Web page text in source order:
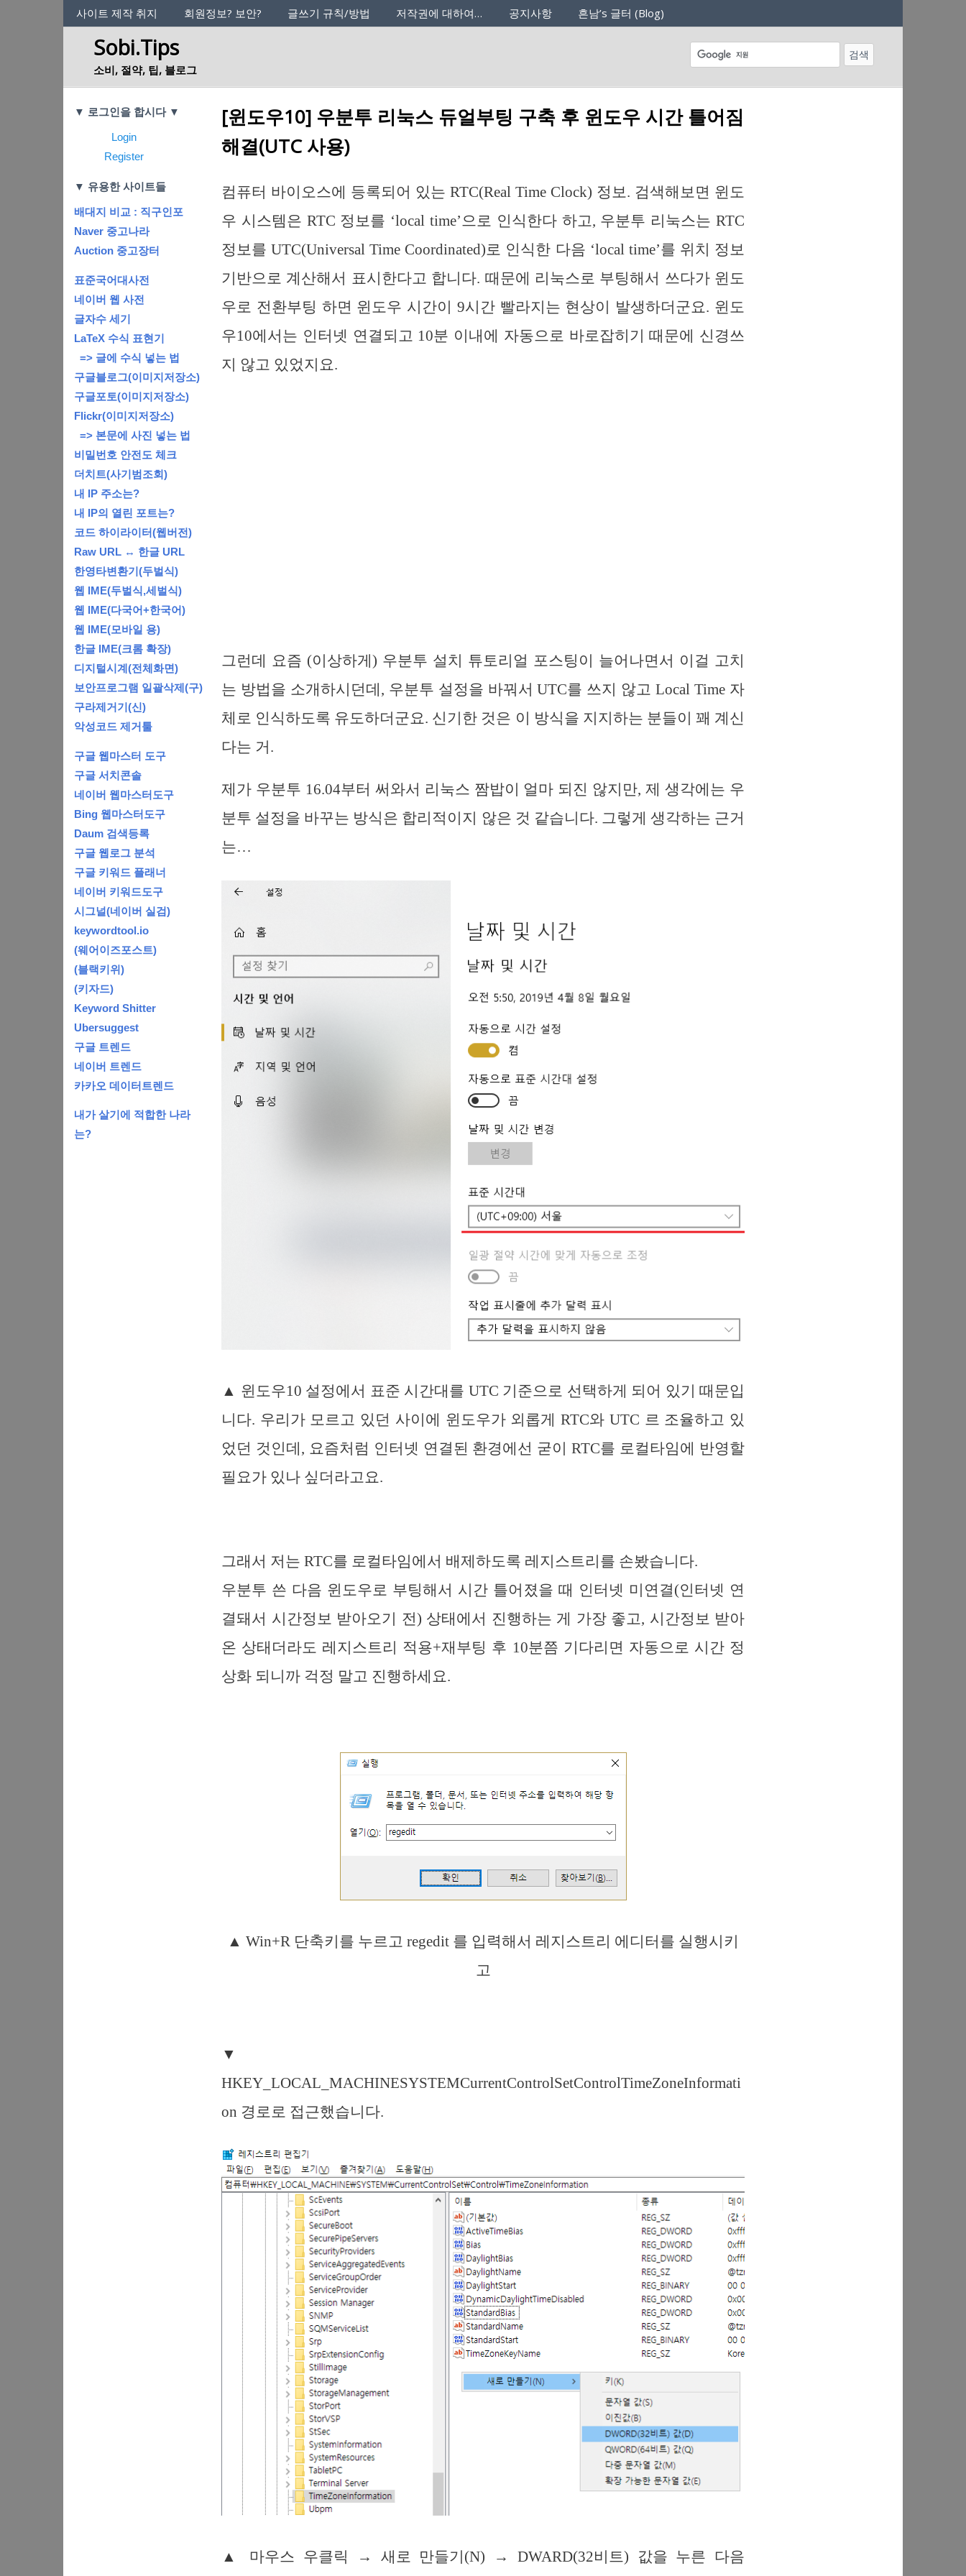
사이트의 정체성
사이트 제작 취지 회원정보? 보안? 글쓰기 규칙/방법 저작권에 대하여… 공지사항 흔남’s 글터 (Blog)
Sobi.Tips
소비, 절약, 팁, 블로그
Categories
[윈도우10] 우분투 리눅스 듀얼부팅 구축 후 윈도우 시간 틀어짐
해결(UTC 사용)
컴퓨터 바이오스에 등록되어 있는 RTC(Real Time Clock) 정보. 검색해보면 윈도
우 시스템은 RTC 정보를 ‘local time’으로 인식한다 하고, 우분투 리눅스는 RTC
정보를 UTC(Universal Time Coordinated)로 인식한 다음 ‘local time’를 위치 정보
기반으로 계산해서 표시한다고 합니다. 때문에 리눅스로 부팅해서 쓰다가 윈도
우로 전환부팅 하면 윈도우 시간이 9시간 빨라지는 현상이 발생하더군요. 윈도
우10에서는 인터넷 연결되고 10분 이내에 자동으로 바로잡히기 때문에 신경쓰
지 않고 있었지요.
그런데 요즘 (이상하게) 우분투 설치 튜토리얼 포스팅이 늘어나면서 이걸 고치
는 방법을 소개하시던데, 우분투 설정을 바꿔서 UTC를 쓰지 않고 Local Time 자
체로 인식하도록 유도하더군요. 신기한 것은 이 방식을 지지하는 분들이 꽤 계신
다는 거.
제가 우분투 16.04부터 써와서 리눅스 짬밥이 얼마 되진 않지만, 제 생각에는 우
분투 설정을 바꾸는 방식은 합리적이지 않은 것 같습니다. 그렇게 생각하는 근거
는…
▲ 윈도우10 설정에서 표준 시간대를 UTC 기준으로 선택하게 되어 있기 때문입
니다. 우리가 모르고 있던 사이에 윈도우가 외롭게 RTC와 UTC 르 조율하고 있
었던 것인데, 요즘처럼 인터넷 연결된 환경에선 굳이 RTC를 로컬타임에 반영할
필요가 있나 싶더라고요.
그래서 저는 RTC를 로컬타임에서 배제하도록 레지스트리를 손봤습니다.
우분투 쓴 다음 윈도우로 부팅해서 시간 틀어졌을 때 인터넷 미연결(인터넷 연
결돼서 시간정보 받아오기 전) 상태에서 진행하는 게 가장 좋고, 시간정보 받아
온 상태더라도 레지스트리 적용+재부팅 후 10분쯤 기다리면 자동으로 시간 정
상화 되니까 걱정 말고 진행하세요.
▲ Win+R 단축키를 누르고 regedit 를 입력해서 레지스트리 에디터를 실행시키
고
▼
HKEY_LOCAL_MACHINESYSTEMCurrentControlSetControlTimeZoneInformati
on 경로로 접근했습니다.
▲ 마우스 우클릭 → 새로 만들기(N) → DWARD(32비트) 값을 누른 다음
▼ 로그인을 합시다 ▼
Login
Register
▼ 유용한 사이트들
배대지 비교 : 직구인포
Naver 중고나라
Auction 중고장터
표준국어대사전
네이버 웹 사전
글자수 세기
LaTeX 수식 표현기
=> 글에 수식 넣는 법
구글블로그(이미지저장소)
구글포토(이미지저장소)
Flickr(이미지저장소)
=> 본문에 사진 넣는 법
비밀번호 안전도 체크
더치트(사기범조회)
내 IP 주소는?
내 IP의 열린 포트는?
코드 하이라이터(웹버전)
Raw URL ↔ 한글 URL
한영타변환기(두벌식)
웹 IME(두벌식,세벌식)
웹 IME(다국어+한국어)
웹 IME(모바일 용)
한글 IME(크롬 확장)
디지털시계(전체화면)
보안프로그램 일괄삭제(구)
구라제거기(신)
악성코드 제거툴
구글 웹마스터 도구
구글 서치콘솔
네이버 웹마스터도구
Bing 웹마스터도구
Daum 검색등록
구글 웹로그 분석
구글 키워드 플래너
네이버 키워드도구
시그널(네이버 실검)
keywordtool.io
(웨어이즈포스트)
(블랙키위)
(키자드)
Keyword Shitter
Ubersuggest
구글 트렌드
네이버 트렌드
카카오 데이터트렌드
내가 살기에 적합한 나라
는?